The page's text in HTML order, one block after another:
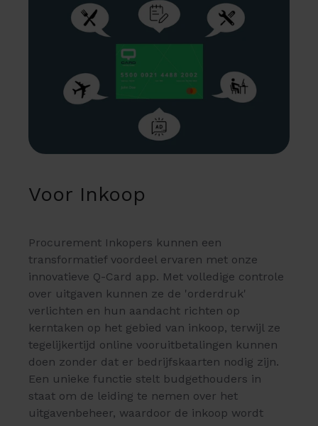
Voor Inkoop
Procurement Inkopers kunnen een
transformatief voordeel ervaren met onze
innovatieve Q-Card app. Met volledige controle
over uitgaven kunnen ze de 'orderdruk'
verlichten en hun aandacht richten op
kerntaken op het gebied van inkoop, terwijl ze
tegelijkertijd online vooruitbetalingen kunnen
doen zonder dat er bedrijfskaarten nodig zijn.
Een unieke functie stelt budgethouders in
staat om de leiding te nemen over het
uitgavenbeheer, waardoor de inkoop wordt